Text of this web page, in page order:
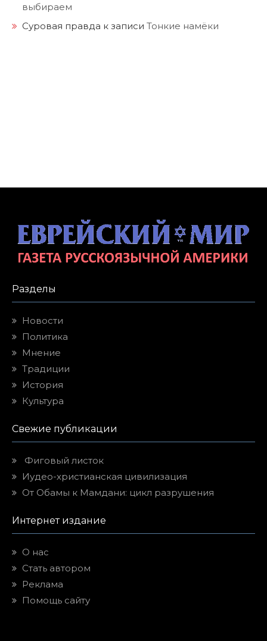
выбираем
Суровая правда к записи Тонкие намёки
Разделы
Новости
Политика
Мнение
Традиции
История
Культура
Свежие публикации
Фиговый листок
Иудео-христианская цивилизация
От Обамы к Мамдани: цикл разрушения
Интернет издание
О нас
Стать автором
Реклама
Помощь сайту